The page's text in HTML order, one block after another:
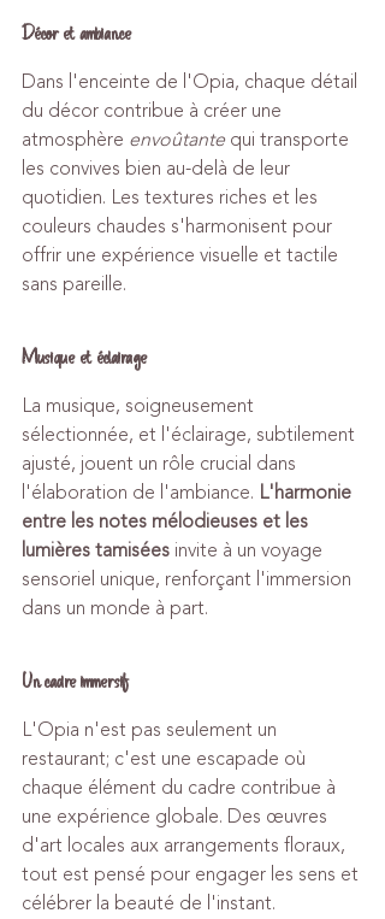
Décor et ambiance
Dans l'enceinte de l'Opia, chaque détail
du décor contribue à créer une
atmosphère envoûtante qui transporte
les convives bien au-delà de leur
quotidien. Les textures riches et les
couleurs chaudes s'harmonisent pour
offrir une expérience visuelle et tactile
sans pareille.
Musique et éclairage
La musique, soigneusement
sélectionnée, et l'éclairage, subtilement
ajusté, jouent un rôle crucial dans
l'élaboration de l'ambiance. L'harmonie
entre les notes mélodieuses et les
lumières tamisées invite à un voyage
sensoriel unique, renforçant l'immersion
dans un monde à part.
Un cadre immersif
L'Opia n'est pas seulement un
restaurant; c'est une escapade où
chaque élément du cadre contribue à
une expérience globale. Des œuvres
d'art locales aux arrangements floraux,
tout est pensé pour engager les sens et
célébrer la beauté de l'instant.